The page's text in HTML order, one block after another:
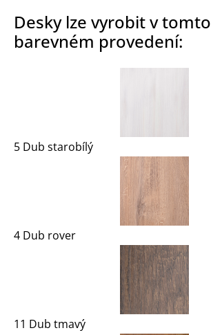
Desky lze vyrobit v tomto
barevném provedení:
5 Dub starobílý
4 Dub rover
11 Dub tmavý